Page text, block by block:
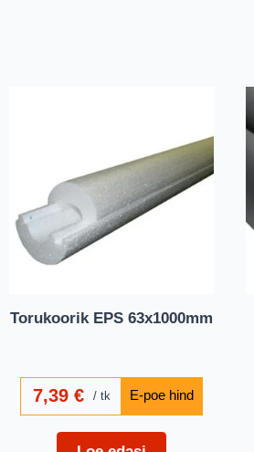
Torukoorik EPS 63x1000mm
7,39€ tk